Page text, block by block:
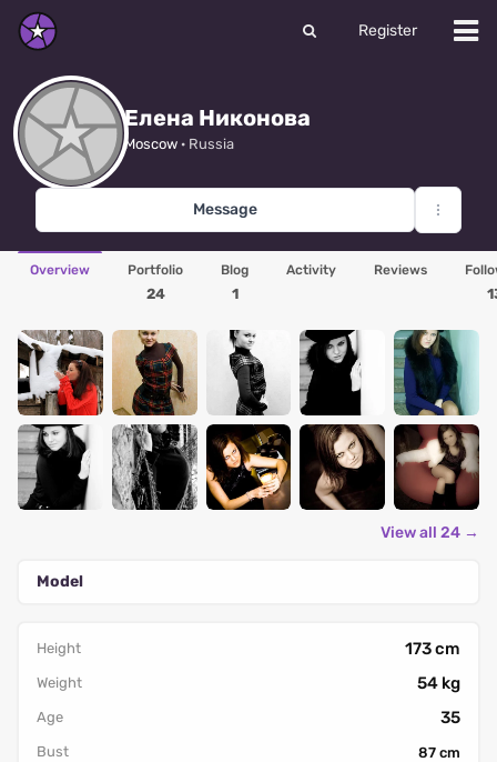
Register
Елена Никонова
Moscow · Russia
Message
Overview Portfolio
24
Blog
1
Activity Reviews
View all 24 →
Model
Height 173 cm
Weight 54 kg
Age 35
Bust
87 cm